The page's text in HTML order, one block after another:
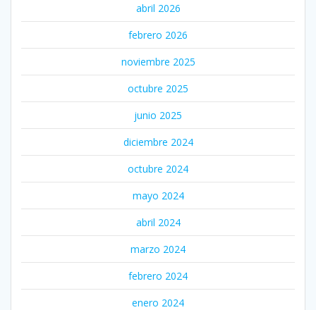
abril 2026
febrero 2026
noviembre 2025
octubre 2025
junio 2025
diciembre 2024
octubre 2024
mayo 2024
abril 2024
marzo 2024
febrero 2024
enero 2024